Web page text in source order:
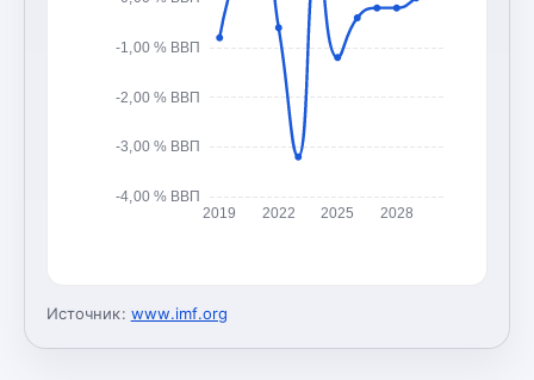
-4,00 % ВВП
-3,00 % ВВП
-2,00 % ВВП
-1,00 % ВВП
2019 2022 2025 2028
Источник: www.imf.org